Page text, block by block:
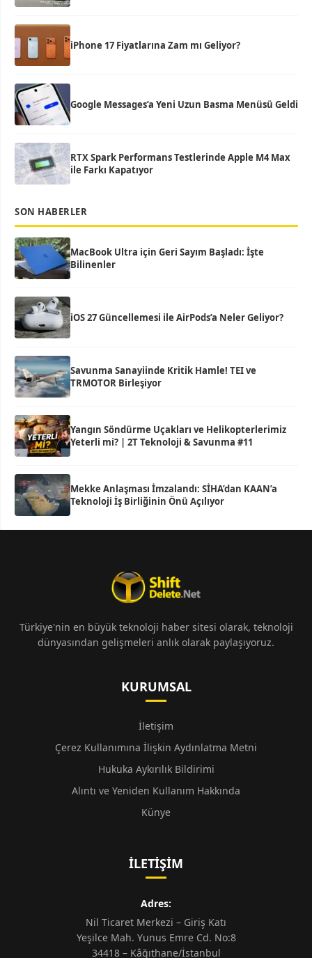
iPhone 17 Fiyatlarına Zam mı Geliyor?
Google Messages’a Yeni Uzun Basma Menüsü Geldi
RTX Spark Performans Testlerinde Apple M4 Max
ile Farkı Kapatıyor
SON HABERLER
MacBook Ultra için Geri Sayım Başladı: İşte
Bilinenler
iOS 27 Güncellemesi ile AirPods’a Neler Geliyor?
Savunma Sanayiinde Kritik Hamle! TEI ve
TRMOTOR Birleşiyor
Yangın Söndürme Uçakları ve Helikopterlerimiz
Yeterli mi? | 2T Teknoloji & Savunma #11
Mekke Anlaşması İmzalandı: SİHA’dan KAAN’a
Teknoloji İş Birliğinin Önü Açılıyor
Türkiye'nin en büyük teknoloji haber sitesi olarak, teknoloji
dünyasından gelişmeleri anlık olarak paylaşıyoruz.
KURUMSAL
İletişim
Çerez Kullanımına İlişkin Aydınlatma Metni
Hukuka Aykırılık Bildirimi
Alıntı ve Yeniden Kullanım Hakkında
Künye
İLETIŞIM
Adres:
Nil Ticaret Merkezi – Giriş Katı
Yeşilce Mah. Yunus Emre Cd. No:8
34418 – Kâğıthane/İstanbul